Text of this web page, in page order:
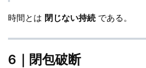
時間とは 閉じない持続 である。
6｜閉包破断